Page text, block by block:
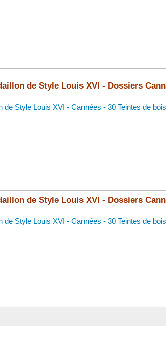
de Style Louis XVI - Dossiers
de Style Louis XVI - Cannées - 30 Teintes de bois
de Style Louis XVI - Dossiers
de Style Louis XVI - Cannées - 30 Teintes de bois